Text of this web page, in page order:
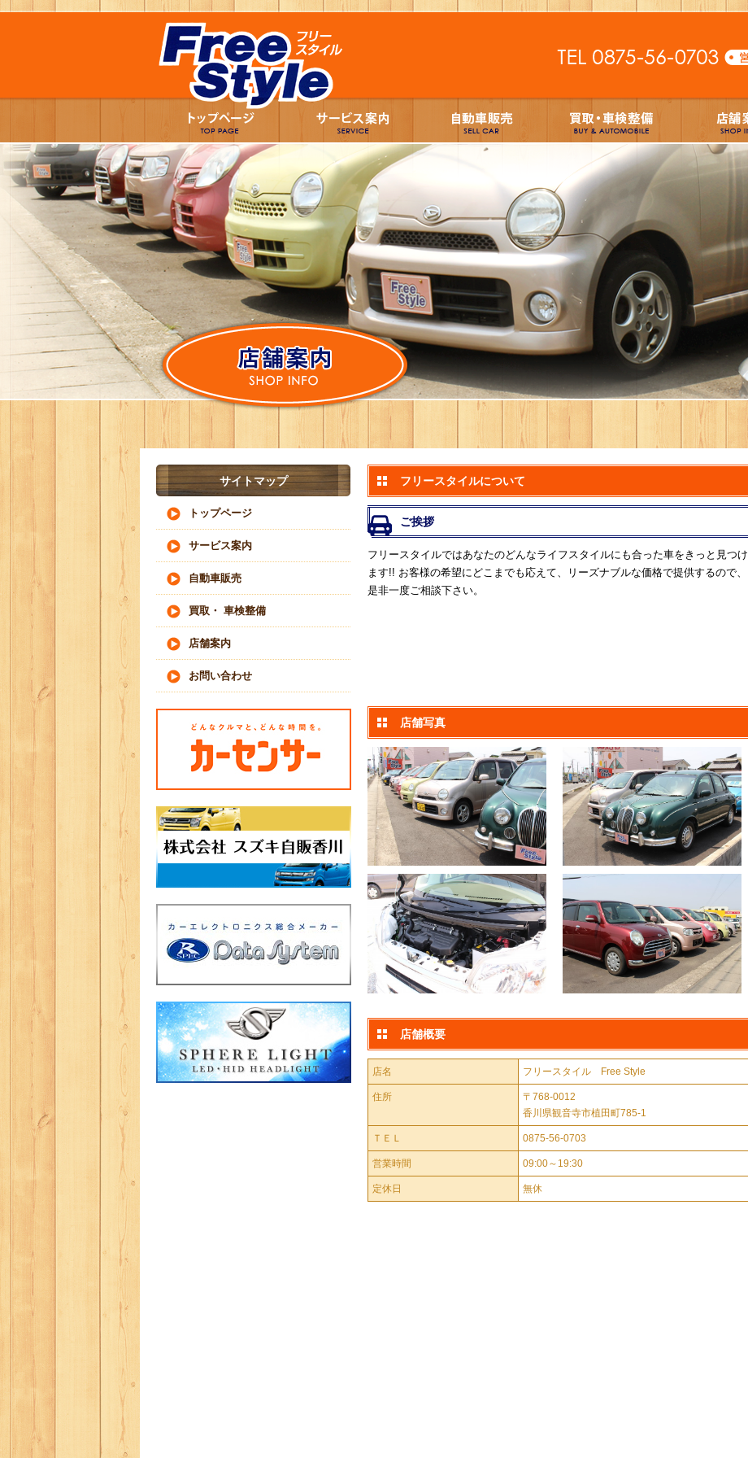
サイトマップ
トップページ
サービス案内
自動車販売
買取・ 車検整備
店舗案内
お問い合わせ
フリースタイルについて
ご挨拶
フリースタイルではあなたのどんなライフスタイルにも合った車をきっと見つけ
ます!! お客様の希望にどこまでも応えて、リーズナブルな価格で提供するので、
是非一度ご相談下さい。
店舗写真
店舗概要
店名 フリースタイル Free Style
住所
〒768-0012
香川県観音寺市植田町785-1
ＴＥＬ 0875-56-0703
営業時間 09:00～19:30
定休日 無休